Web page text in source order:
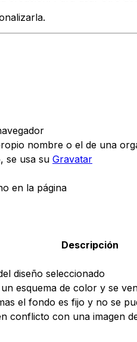
nombre o el de una
se usa su Gravatar
en la página
Descripción
diseño seleccionado
esquema de color y se
el fondo es fijo y no se
conflicto con una imagen